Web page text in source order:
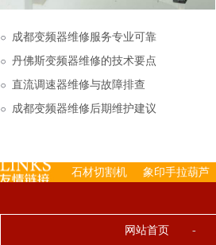
成都变频器维修服务专业可靠
丹佛斯变频器维修的技术要点
直流调速器维修与故障排查
成都变频器维修后期维护建议
石材切割机 象印手拉葫芦
网站首页 -